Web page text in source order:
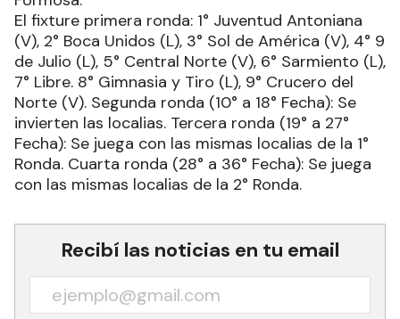
El fixture primera ronda: 1° Juventud Antoniana
(V), 2° Boca Unidos (L), 3° Sol de América (V), 4° 9
de Julio (L), 5° Central Norte (V), 6° Sarmiento (L),
7° Libre. 8° Gimnasia y Tiro (L), 9° Crucero del
Norte (V). Segunda ronda (10° a 18° Fecha): Se
invierten las localias. Tercera ronda (19° a 27°
Fecha): Se juega con las mismas localias de la 1°
Ronda. Cuarta ronda (28° a 36° Fecha): Se juega
con las mismas localias de la 2° Ronda.
Recibí las noticias en tu email